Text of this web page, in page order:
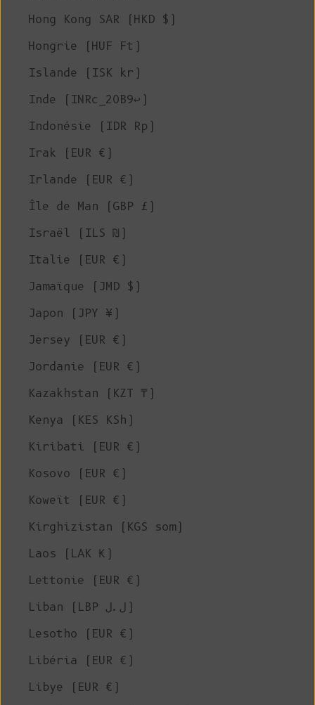
Hong Kong SAR (HKD $)
Hongrie (HUF Ft)
Islande (ISK kr)
Inde (INRc_20B9↩)
Indonésie (IDR Rp)
Irak (EUR €)
Irlande (EUR €)
Île de Man (GBP £)
Israël (ILS ₪)
Italie (EUR €)
Jamaïque (JMD $)
Japon (JPY ¥)
Jersey (EUR €)
Jordanie (EUR €)
Kazakhstan (KZT ₸)
Kenya (KES KSh)
Kiribati (EUR €)
Kosovo (EUR €)
Koweït (EUR €)
Kirghizistan (KGS som)
Laos (LAK ₭)
Lettonie (EUR €)
Liban (LBP ل.ل)
Lesotho (EUR €)
Libéria (EUR €)
Libye (EUR €)